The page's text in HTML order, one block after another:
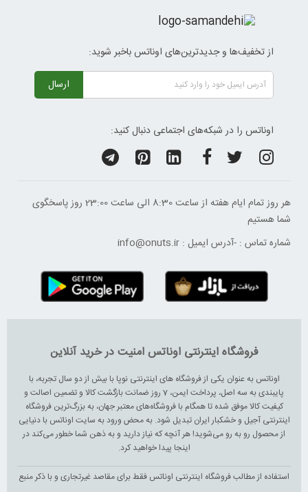
از تخفیف‌ها و جدیدترین‌های اوناتس باخبر شوید:
ارسال
اوناتس را در شبکه‌های اجتماعی دنبال کنید:
هر روز تمام ایام هفته از ساعت 8:30 الی ساعت 23:00 ‌روز پاسخگوی
شما هستیم
شماره تماس : -آدرس ایمیل : info@onuts.ir
فروشگاه اینترنتی اوناتس امنیت در خرید آنلاین
اوناتس به عنوان یکی از فروشگاه های اینترنتی نوپا با بیش از دو سال تجربه، با
پایبندی به سه اصل، پرداخت ایمن، 7 روز ضمانت بازگشت کالا و تضمین اصالت و
کیفیت کالا موفق شده تا همگام با فروشگاه‌های معتبر جهان، به بزرگ‌ترین فروشگاه
اینترنتی آجیل و خشکبار ایران تبدیل شود. به محض ورود به سایت اوناتس با دنیایی
از محصول رو به رو می‌شوید! هر آنچه که نیاز دارید و به ذهن شما خطور می‌کند در
اینجا پیدا خواهید کرد.
استفاده از مطالب فروشگاه اینترنتی اوناتس فقط برای مقاصد غیرتجاری و با ذکر منبع